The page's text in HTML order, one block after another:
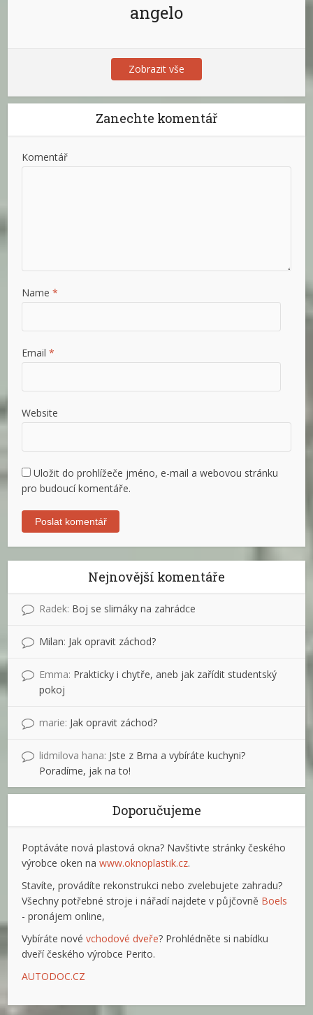
angelo
Zobrazit vše
Zanechte komentář
Komentář
Name *
Email *
Website
Uložit do prohlížeče jméno, e-mail a webovou stránku
pro budoucí komentáře.
Nejnovější komentáře
Radek: Boj se slimáky na zahrádce
Milan: Jak opravit záchod?
Emma: Prakticky i chytře, aneb jak zařídit studentský
pokoj
marie: Jak opravit záchod?
lidmilova hana: Jste z Brna a vybíráte kuchyni?
Poradíme, jak na to!
Doporučujeme
Poptáváte nová plastová okna? Navštivte stránky českého
výrobce oken nawww.oknoplastik.cz.
Stavíte, provádíte rekonstrukci nebo zvelebujete zahradu?
Všechny potřebné stroje i nářadí najdete v půjčovně Boels
- pronájem online,
Vybíráte novévchodové dveře? Prohlédněte si nabídku
dveří českého výrobce Perito.
AUTODOC.CZ